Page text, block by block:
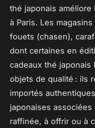
thé japonais améliore
à Paris. Les
fouets (chasen),
dont certaines en
cadeaux thé japonais
objets de qualité : ils
importés
japonaises
raffinée, à offrir ou à